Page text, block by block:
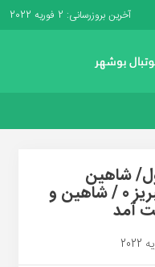
آخرین بروزرسانی: 2 فوریه 2022
شاهین
شهرداری 2 ماشین سازی تبریز 0 / شاهین و
آمد